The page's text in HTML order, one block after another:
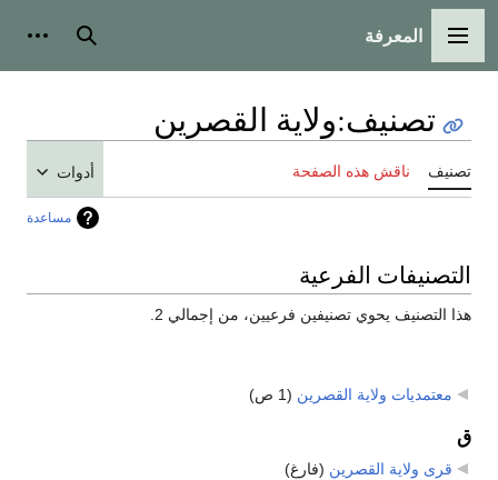
القائمة الرئيسية
المعرفة بحث
تصنيف:ولاية القصرين
تصنيف ناقش هذه الصفحة أدوات
مساعدة
التصنيفات الفرعية
هذا التصنيف يحوي تصنيفين فرعيين، من إجمالي 2.
معتمديات ولاية القصرين (1 ص)
ق
قرى ولاية القصرين (فارغ)